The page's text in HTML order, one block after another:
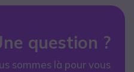
question ?
sommes là pour vous